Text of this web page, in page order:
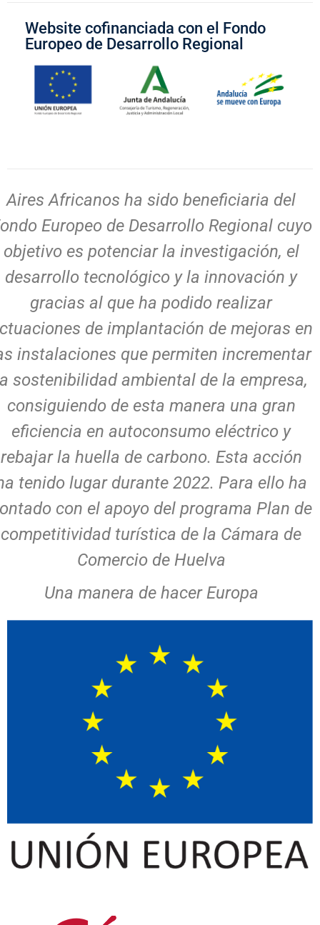
Website cofinanciada con el Fondo
Europeo de Desarrollo Regional
Aires Africanos ha sido beneficiaria del
Europeo de Desarrollo Regional cuyo
objetivo es potenciar la investigación, el
desarrollo tecnológico y la innovación y
gracias al que ha podido realizar
de implantación de mejoras en
instalaciones que permiten incrementar
sostenibilidad ambiental de la empresa,
consiguiendo de esta manera una gran
eficiencia en autoconsumo eléctrico y
rebajar la huella de carbono. Esta acción
tenido lugar durante 2022. Para ello ha
con el apoyo del programa Plan de
competitividad turística de la Cámara de
Comercio de Huelva
Una manera de hacer Europa